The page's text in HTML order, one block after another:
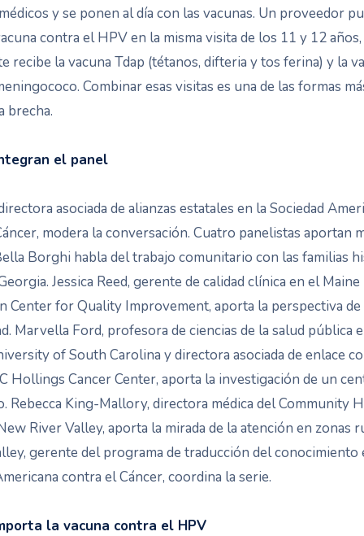
y se ponen al día con las vacunas. Un proveedor
contra el HPV en la misma visita de los 11 y 12
recibe la vacuna Tdap (tétanos, difteria y tos ferina) y la
Combinar esas visitas es una de las formas
brecha.
el panel
asociada de alianzas estatales en la Sociedad
modera la conversación. Cuatro panelistas aportan
Borghi habla del trabajo comunitario con las familias
Jessica Reed, gerente de calidad clínica en el
Center for Quality Improvement, aporta la perspectiva de
Marvella Ford, profesora de ciencias de la salud pública
of South Carolina y directora asociada de enlace
Hollings Cancer Center, aporta la investigación de un
Rebecca King-Mallory, directora médica del Community
River Valley, aporta la mirada de la atención en zonas
gerente del programa de traducción del conocimiento
contra el Cáncer, coordina la serie.
la vacuna contra el HPV